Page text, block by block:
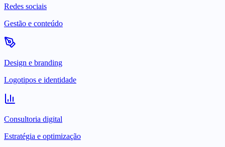
Redes sociais
Gestão e conteúdo
Design e branding
Logotipos e identidade
Consultoria digital
Estratégia e optimização